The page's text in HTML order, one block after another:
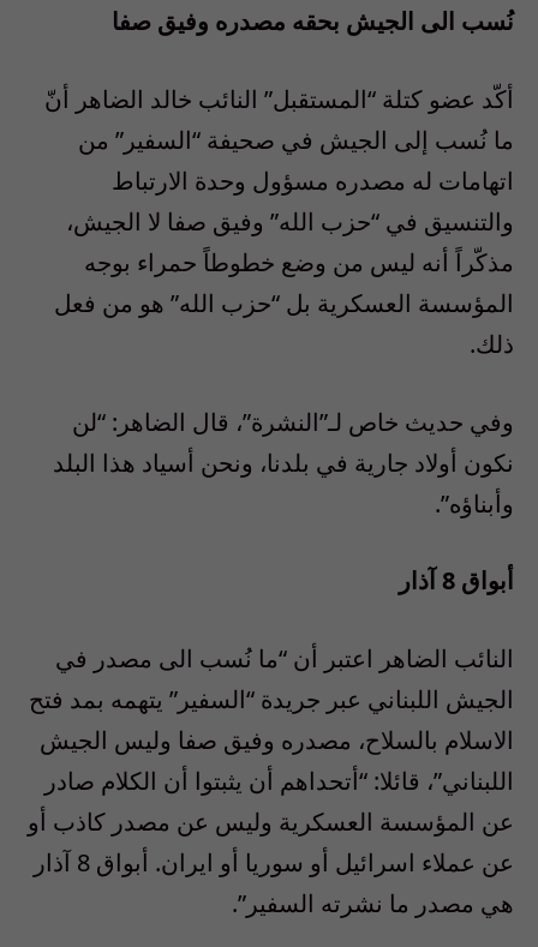
نُسب الى الجيش بحقه مصدره وفيق صفا
أكّد عضو كتلة “المستقبل” النائب خالد الضاهر أنّ
ما نُسب إلى الجيش في صحيفة “السفير” من
اتهامات له مصدره مسؤول وحدة الارتباط
والتنسيق في “حزب الله” وفيق صفا لا الجيش،
مذكّراً أنه ليس من وضع خطوطاً حمراء بوجه
المؤسسة العسكرية بل “حزب الله” هو من فعل
ذلك.
وفي حديث خاص لـ”النشرة”، قال الضاهر: “لن
نكون أولاد جارية في بلدنا، ونحن أسياد هذا البلد
وأبناؤه”.
أبواق 8 آذار
النائب الضاهر اعتبر أن “ما نُسب الى مصدر في
الجيش اللبناني عبر جريدة “السفير” يتهمه بمد فتح
الاسلام بالسلاح، مصدره وفيق صفا وليس الجيش
اللبناني”، قائلا: “أتحداهم أن يثبتوا أن الكلام صادر
عن المؤسسة العسكرية وليس عن مصدر كاذب أو
عن عملاء اسرائيل أو سوريا أو ايران. أبواق 8 آذار
هي مصدر ما نشرته السفير”.